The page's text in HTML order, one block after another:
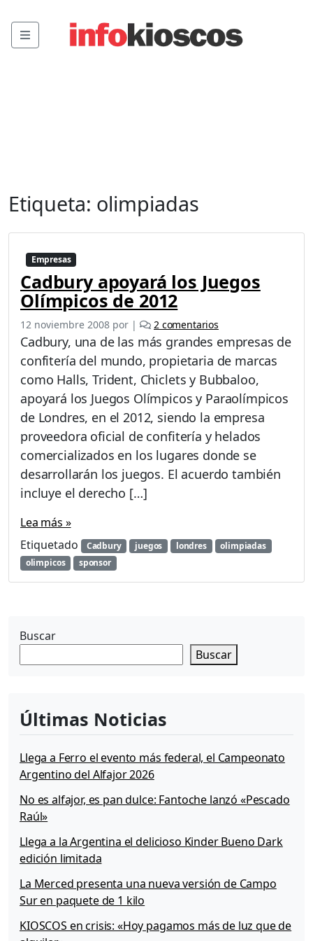
Menu
Etiqueta: olimpiadas
Empresas
Cadbury apoyará los Juegos
Olímpicos de 2012
12 noviembre 2008 por | 2 comentariose
n
a
d
b
r
y
a
p
á
g
o
m
i
s
e
1
Cadbury, una de las más grandes empresas de
confitería del mundo, propietaria de marcas
como Halls, Trident, Chiclets y Bubbaloo,
apoyará los Juegos Olímpicos y Paraolímpicos
de Londres, en el 2012, siendo la empresa
proveedora oficial de confitería y helados
comercializados en los lugares donde se
desarrollarán los juegos. El acuerdo también
incluye el derecho […]
Lea más »
Etiquetado
Cadbury juegos londres
olimpiadas
olimpicos
sponsor
Buscar
Buscar
Últimas Noticias
Llega a Ferro el evento más federal, el Campeonato
Argentino del Alfajor 2026
No es alfajor, es pan dulce: Fantoche lanzó «Pescado
Raúl»
Llega a la Argentina el delicioso Kinder Bueno Dark
edición limitada
La Merced presenta una nueva versión de Campo
Sur en paquete de 1 kilo
KIOSCOS en crisis: «Hoy pagamos más de luz que de